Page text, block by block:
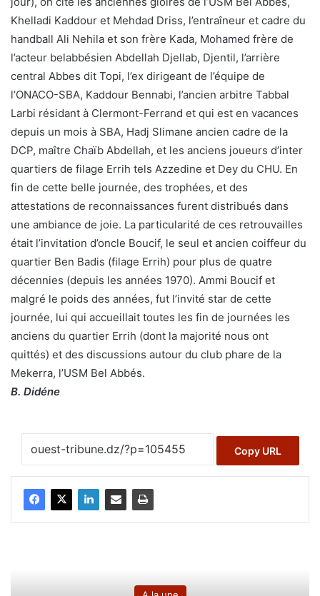
Khelladi Kaddour et Mehdad Driss, l’entraîneur et cadre du
handball Ali Nehila et son frère Kada, Mohamed frère de
l’acteur belabbésien Abdellah Djellab, Djentil, l’arrière
central Abbes dit Topi, l’ex dirigeant de l’équipe de
l’ONACO-SBA, Kaddour Bennabi, l’ancien arbitre Tabbal
Larbi résidant à Clermont-Ferrand et qui est en vacances
depuis un mois à SBA, Hadj Slimane ancien cadre de la
DCP, maître Chaïb Abdellah, et les anciens joueurs d’inter
quartiers de filage Errih tels Azzedine et Dey du CHU. En
fin de cette belle journée, des trophées, et des
attestations de reconnaissances furent distribués dans
une ambiance de joie. La particularité de ces retrouvailles
était l’invitation d’oncle Boucif, le seul et ancien coiffeur du
quartier Ben Badis (filage Errih) pour plus de quatre
décennies (depuis les années 1970). Ammi Boucif et
malgré le poids des années, fut l’invité star de cette
journée, lui qui accueillait toutes les fin de journées les
anciens du quartier Errih (dont la majorité nous ont
quittés) et des discussions autour du club phare de la
Mekerra, l’USM Bel Abbés.
B. Didéne
Copy URL